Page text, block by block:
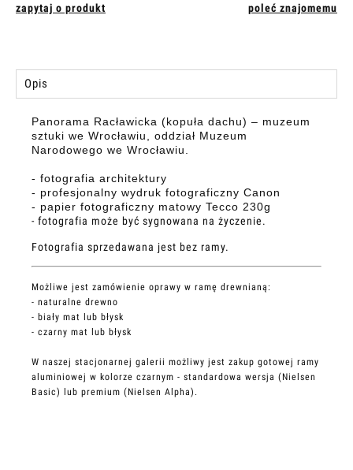
zapytaj o produkt poleć znajomemu
Opis
Panorama Racławicka (kopuła dachu) – muzeum
sztuki we Wrocławiu, oddział Muzeum
Narodowego we Wrocławiu.
- fotografia architektury
- profesjonalny wydruk fotograficzny Canon
- papier fotograficzny matowy Tecco 230g
- fotografia może być sygnowana na życzenie.
Fotografia sprzedawana jest bez ramy.
Możliwe jest zamówienie oprawy w ramę drewnianą:
- naturalne drewno
- biały mat lub błysk
- czarny mat lub błysk
W naszej stacjonarnej galerii możliwy jest zakup gotowej ramy
aluminiowej w kolorze czarnym - standardowa wersja (Nielsen
Basic) lub premium (Nielsen Alpha).